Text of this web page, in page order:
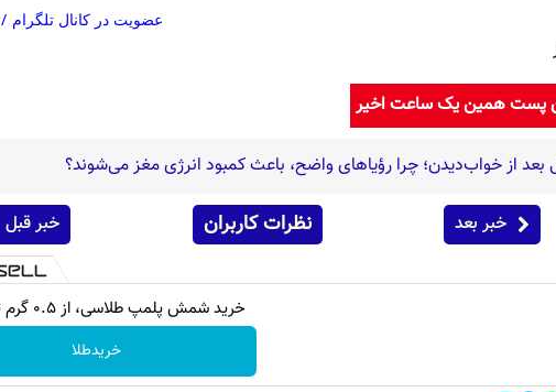
عضویت در کانال تلگرام /
پست همین یک ساعت اخیر
بعد از خواب‌دیدن؛ چرا رؤیاهای واضح، باعث کمبود انرژی مغز می‌شوند؟
خبر بعد نظرات کاربران خبر قبل
خرید شمش پلمپ طلاسی، از ۰.۵ گرم تا ۱۰ گرم
خریدطلا